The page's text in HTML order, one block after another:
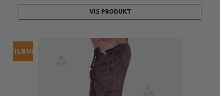
VIS PRODUKT
TILBUD